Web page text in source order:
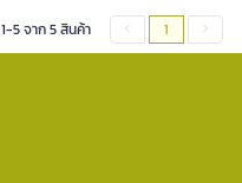
1-5 จาก 5 สินค้า 1